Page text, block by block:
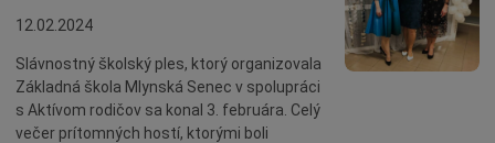
12.02.2024
Slávnostný školský ples, ktorý organizovala
Základná škola Mlynská Senec v spolupráci
s Aktívom rodičov sa konal 3. februára. Celý
večer prítomných hostí, ktorými boli